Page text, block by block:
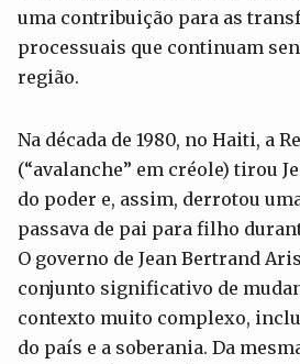
uma contribuição para as
processuais que continuam
região.
Na década de 1980, no Haiti, a
(“avalanche” em créole) tirou
do poder e, assim, derrotou
passava de pai para filho
O governo de Jean Bertrand
conjunto significativo de
contexto muito complexo,
do país e a soberania. Da